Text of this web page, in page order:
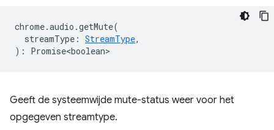
chrome.audio .getMute(
streamType : StreamType,
) : Promise<boolean>
Geeft de systeemwijde mute-status weer voor het
opgegeven streamtype.